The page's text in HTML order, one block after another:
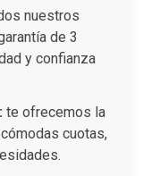
nuestros
de 3
y confianza
te ofrecemos la
cuotas,